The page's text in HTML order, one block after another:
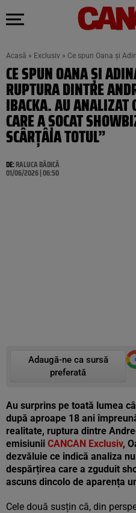
Acasă » Exclusiv » Ce spun Oana și
CE SPUN OANA ȘI
RUPTURA DINTRE
IBACKA. AU ANALIZAT
CARE A ȘOCAT
SCÂRȚÂIA TOTUL”
DE:RALUCA BĂDICĂ
01/06/2026 | 06:50
Adaugă-ne ca sursă
preferată
Au surprins pe toată lumea
după aproape 18 ani
realitate, ruptura dintre
emisiunii CANCAN Exclusiv,
dezvăluie ce indică analiza
despărțirea care a zguduit
ascuns dincolo de aparența
Cele două susțin că, din